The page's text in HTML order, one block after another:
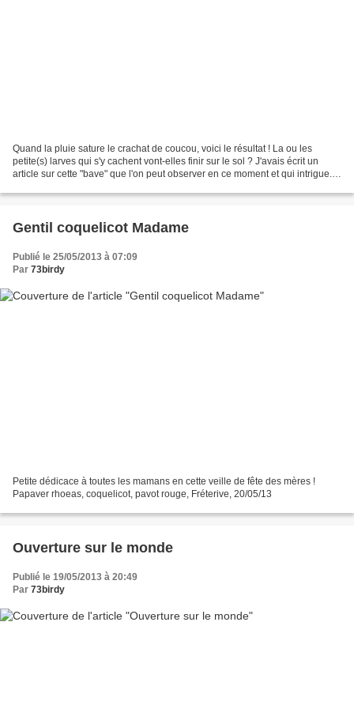
Quand la pluie sature le crachat de coucou, voici le résultat ! La ou les
petite(s) larves qui s'y cachent vont-elles finir sur le sol ? J'avais écrit un
article sur cette "bave" que l'on peut observer en ce moment et qui intrigue.
Gentil coquelicot Madame
Publié le 25/05/2013 à 07:09
Par 73birdy
Petite dédicace à toutes les mamans en cette veille de fête des mères !
Papaver rhoeas, coquelicot, pavot rouge, Fréterive, 20/05/13
Ouverture sur le monde
Publié le 19/05/2013 à 20:49
Par 73birdy